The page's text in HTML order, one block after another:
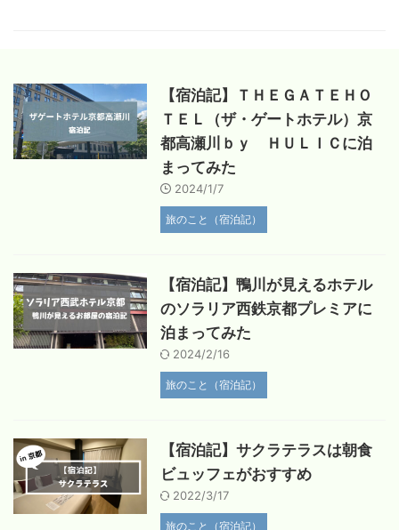
【宿泊記】ＴＨＥＧＡＴＥＨＯ
ＴＥＬ（ザ・ゲートホテル）京
都高瀬川ｂｙ ＨＵＬＩＣに泊
まってみた
2024/1/7
旅のこと（宿泊記）
【宿泊記】鴨川が見えるホテル
のソラリア西鉄京都プレミアに
泊まってみた
2024/2/16
旅のこと（宿泊記）
【宿泊記】サクラテラスは朝食
ビュッフェがおすすめ
2022/3/17
旅のこと（宿泊記）